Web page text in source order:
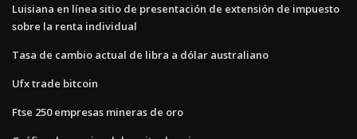
Luisiana en línea sitio de presentación de extensión de impuesto
sobre la renta individual
Tasa de cambio actual de libra a dólar australiano
Ufx trade bitcoin
Ftse 250 empresas mineras de oro